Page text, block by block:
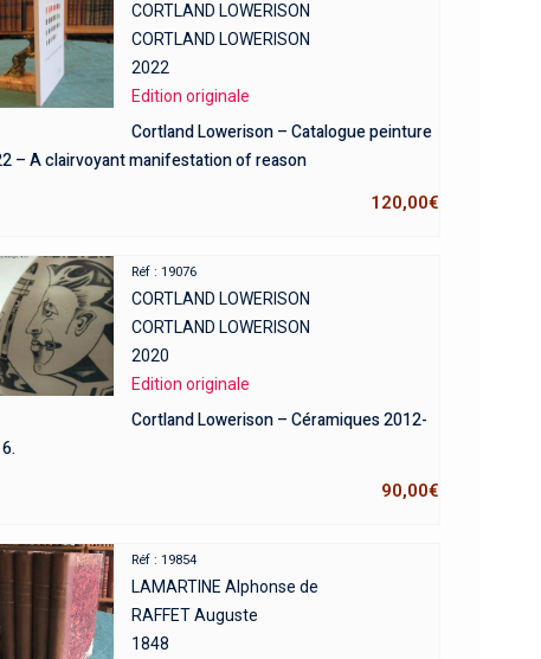
CORTLAND LOWERISON
CORTLAND LOWERISON
2022
Edition originale
Cortland Lowerison – Catalogue peinture
– A clairvoyant manifestation of reason
120,00€
Réf : 19076
CORTLAND LOWERISON
CORTLAND LOWERISON
2020
Edition originale
Cortland Lowerison – Céramiques 2012-
90,00€
Réf : 19854
LAMARTINE Alphonse de
RAFFET Auguste
1848